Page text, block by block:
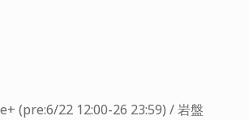
(pre:6/22 12:00-26 23:59) / 岩盤